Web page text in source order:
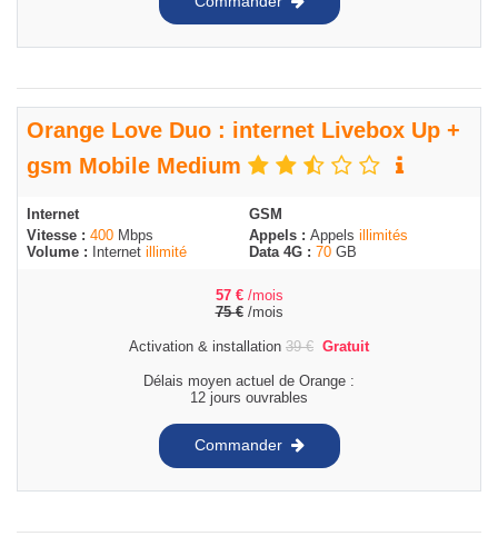
Orange Love Duo : internet Livebox Up +
gsm Mobile Medium
Internet
Vitesse : 400 Mbps
Volume : Internet illimité
GSM
Appels : Appels illimités
Data 4G : 70 GB
57 € /mois
75€/mois
Activation & installation 39€ Gratuit
Délais moyen actuel de Orange :
12 jours ouvrables
Commander